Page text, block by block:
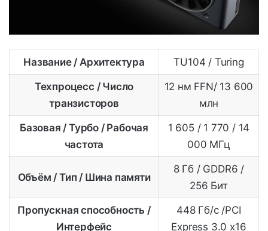
Название / Архитектура TU104 / Turing
Техпроцесс / Число
транзисторов
12 нм FFN/ 13 600
млн
Базовая / Турбо / Рабочая
частота
1 605 / 1 770 / 14
000 МГц
Объём / Тип / Шина памяти
8 Гб / GDDR6 /
256 Бит
Пропускная способность /
Интерфейс
448 Гб/с /PCI
Express 3.0 x16